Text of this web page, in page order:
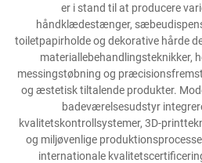
er i stand til at producere
håndklædestænger,
toiletpapirholde og dekorative hårde
materiallebehandlingsteknikker,
messingstøbning og
og æstetisk tiltalende produkter.
badeværelsesudstyr
kvalitetskontrollsystemer, 3D-
og miljøvenlige
internationale